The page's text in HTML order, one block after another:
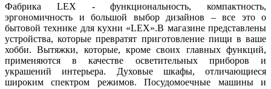
Фабрика LEX - функциональность, компактность,
эргономичность и большой выбор дизайнов – все это о
бытовой технике для кухни «LEX».В магазине представлены
устройства, которые превратят приготовление пищи в ваше
хобби. Вытяжки, которые, кроме своих главных функций,
применяются в качестве осветительных приборов и
украшений интерьера. Духовые шкафы, отличающиеся
широким спектром режимов. Посудомоечные машины и